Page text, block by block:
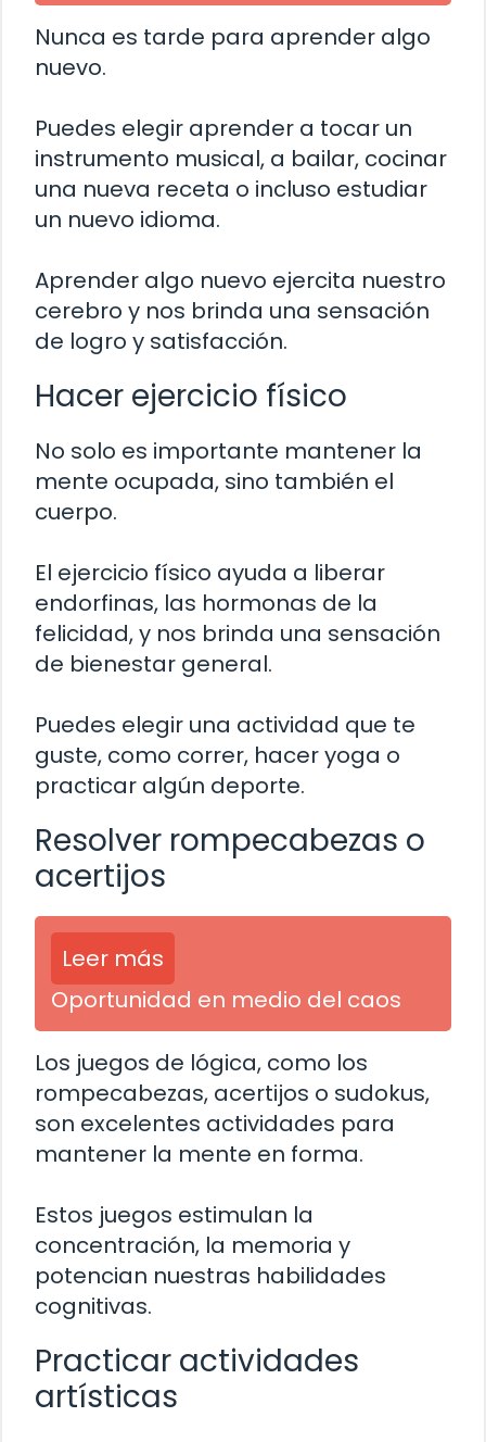
Nunca es tarde para aprender algo
nuevo.
Puedes elegir aprender a tocar un
instrumento musical, a bailar, cocinar
una nueva receta o incluso estudiar
un nuevo idioma.
Aprender algo nuevo ejercita nuestro
cerebro y nos brinda una sensación
de logro y satisfacción.
Hacer ejercicio físico
No solo es importante mantener la
mente ocupada, sino también el
cuerpo.
El ejercicio físico ayuda a liberar
endorfinas, las hormonas de la
felicidad, y nos brinda una sensación
de bienestar general.
Puedes elegir una actividad que te
guste, como correr, hacer yoga o
practicar algún deporte.
Resolver rompecabezas o
acertijos
Leer más
Oportunidad en medio del caos
Los juegos de lógica, como los
rompecabezas, acertijos o sudokus,
son excelentes actividades para
mantener la mente en forma.
Estos juegos estimulan la
concentración, la memoria y
potencian nuestras habilidades
cognitivas.
Practicar actividades
artísticas